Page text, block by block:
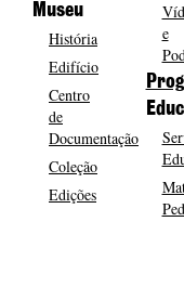
Museu
História
Edifício
Centro
de
Documentação
Coleção
Edições
e